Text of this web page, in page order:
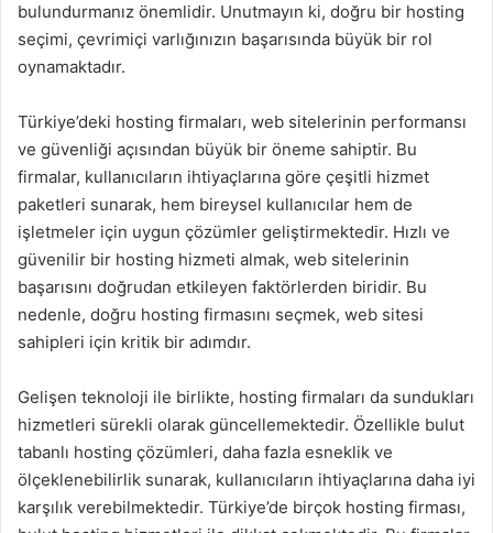
bulundurmanız önemlidir. Unutmayın ki, doğru bir hosting
seçimi, çevrimiçi varlığınızın başarısında büyük bir rol
oynamaktadır.
Türkiye’deki hosting firmaları, web sitelerinin performansı
ve güvenliği açısından büyük bir öneme sahiptir. Bu
firmalar, kullanıcıların ihtiyaçlarına göre çeşitli hizmet
paketleri sunarak, hem bireysel kullanıcılar hem de
işletmeler için uygun çözümler geliştirmektedir. Hızlı ve
güvenilir bir hosting hizmeti almak, web sitelerinin
başarısını doğrudan etkileyen faktörlerden biridir. Bu
nedenle, doğru hosting firmasını seçmek, web sitesi
sahipleri için kritik bir adımdır.
Gelişen teknoloji ile birlikte, hosting firmaları da sundukları
hizmetleri sürekli olarak güncellemektedir. Özellikle bulut
tabanlı hosting çözümleri, daha fazla esneklik ve
ölçeklenebilirlik sunarak, kullanıcıların ihtiyaçlarına daha iyi
karşılık verebilmektedir. Türkiye’de birçok hosting firması,